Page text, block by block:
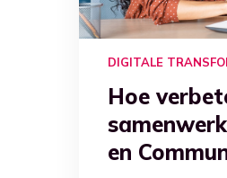
DIGITALE
Hoe
en